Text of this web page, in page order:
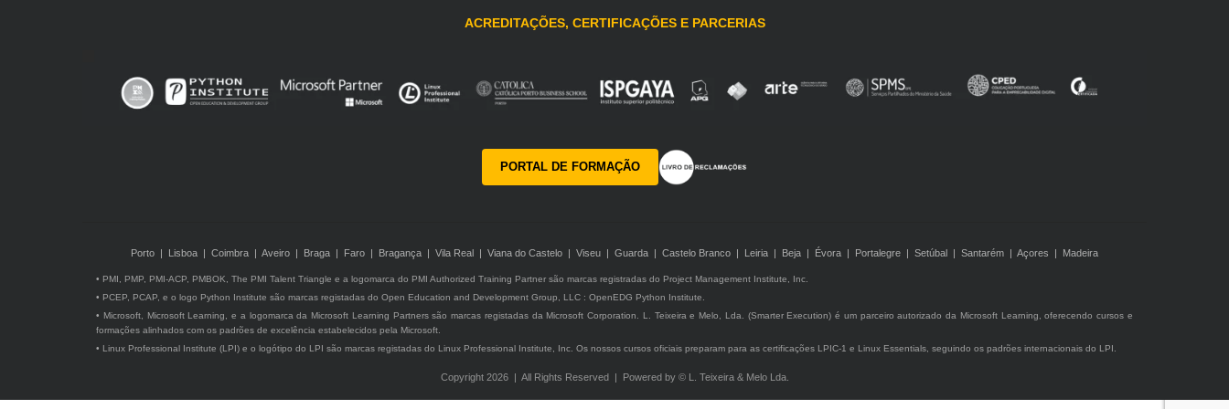
ACREDITAÇÕES, CERTIFICAÇÕES E PARCERIAS
PORTAL DE FORMAÇÃO
Porto | Lisboa | Coimbra | Aveiro | Braga | Faro | Bragança | Vila Real | Viana do Castelo | Viseu | Guarda | Castelo Branco | Leiria | Beja | Évora | Portalegre | Setúbal | Santarém | Açores | Madeira
• PMI, PMP, PMI-ACP, PMBOK, The PMI Talent Triangle e a logomarca do PMI Authorized Training Partner são marcas registradas do Project Management Institute, Inc.
• PCEP, PCAP, e o logo Python Institute são marcas registadas do Open Education and Development Group, LLC : OpenEDG Python Institute.
• Microsoft, Microsoft Learning, e a logomarca da Microsoft Learning Partners são marcas registadas da Microsoft Corporation. L. Teixeira e Melo, Lda. (Smarter Execution) é um parceiro autorizado da Microsoft Learning, oferecendo cursos e
formações alinhados com os padrões de excelência estabelecidos pela Microsoft.
• Linux Professional Institute (LPI) e o logótipo do LPI são marcas registadas do Linux Professional Institute, Inc. Os nossos cursos oficiais preparam para as certificações LPIC-1 e Linux Essentials, seguindo os padrões internacionais do LPI.
Copyright 2026 | All Rights Reserved | Powered by © L. Teixeira & Melo Lda.